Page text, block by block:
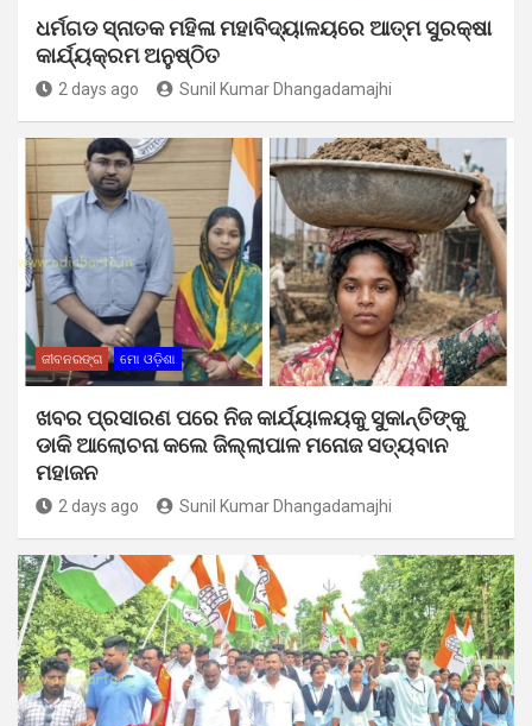
ଧର୍ମଗଡ ସ୍ନାତକ ମହିଳା ମହାବିଦ୍ୟାଳୟରେ ଆତ୍ମ ସୁରକ୍ଷା
କାର୍ଯ୍ୟକ୍ରମ ଅନୁଷ୍ଠିତ
2 days ago Sunil Kumar Dhangadamajhi
ଜୀବନରଙ୍ଗ ମୋ ଓଡ଼ିଶା
ଖବର ପ୍ରସାରଣ ପରେ ନିଜ କାର୍ଯ୍ୟାଳୟକୁ ସୁକାନ୍ତିଙ୍କୁ
ଡାକି ଆଲୋଚନା କଲେ ଜିଲ୍ଲାପାଳ ମନୋଜ ସତ୍ୟବାନ
ମହାଜନ
2 days ago Sunil Kumar Dhangadamajhi